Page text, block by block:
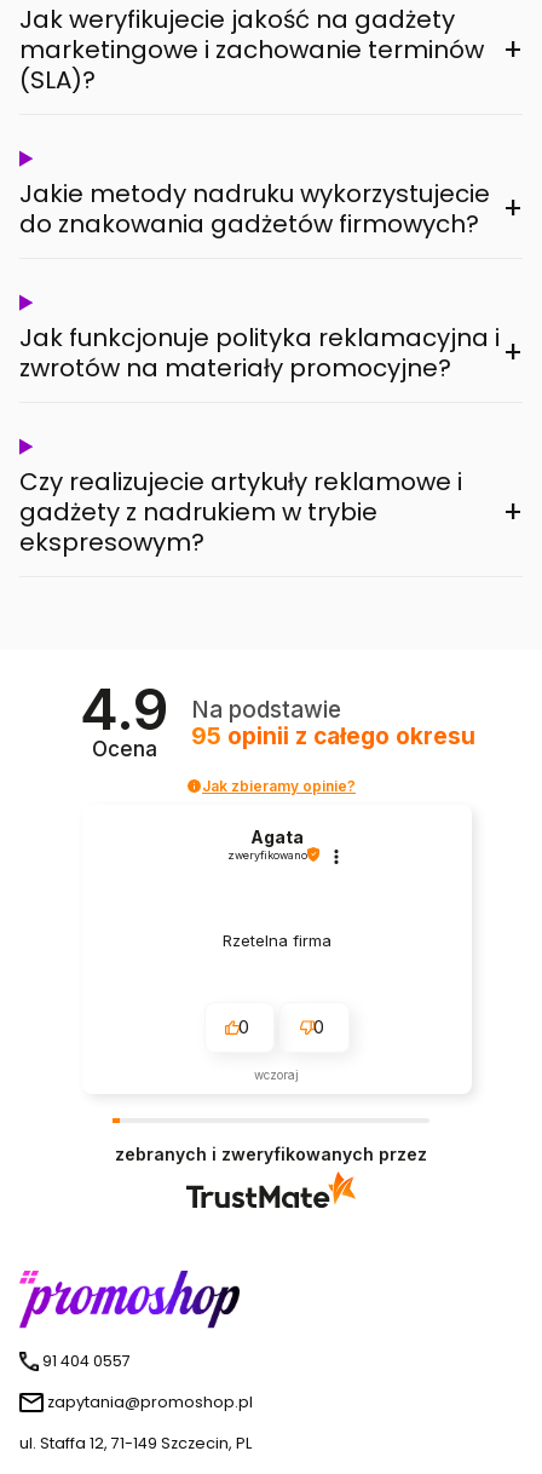
Jak weryfikujecie jakość na gadżety
marketingowe i zachowanie terminów
(SLA)?
+
Jakie metody nadruku wykorzystujecie
do znakowania gadżetów firmowych?
+
Jak funkcjonuje polityka reklamacyjna i
zwrotów na materiały promocyjne?
+
Czy realizujecie artykuły reklamowe i
gadżety z nadrukiem w trybie
ekspresowym?
+
4.9
Ocena
Na podstawie
95 opinii z całego okresu
Jak zbieramy opinie?
Agata
zweryfikowano
Rzetelna firma
0 0
wczoraj
zebranych i zweryfikowanych przez
91 404 0557
zapytania@promoshop.pl
ul. Staffa 12, 71-149 Szczecin, PL